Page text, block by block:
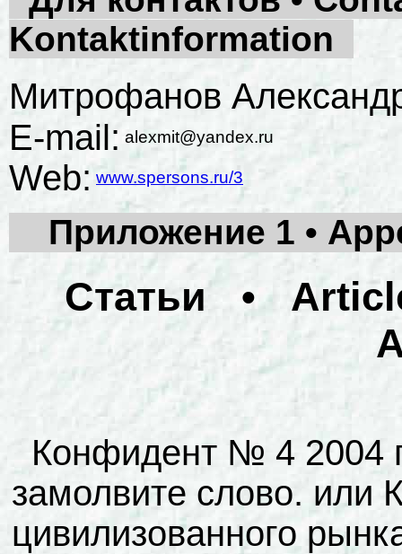
Kontaktinformation
Митрофанов
E-mail: alexmit@yandex.ru
Web: www.spersons.ru/3
Приложение 1 •
Статьи •
Конфидент № 4 2004
замолвите слово. или
цивилизованного